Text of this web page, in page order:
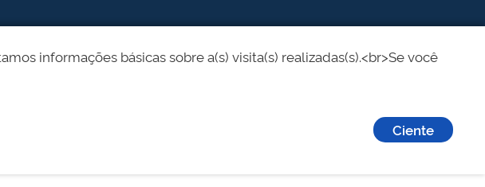
informações básicas sobre a(s) visita(s) realizadas(s).<br>Se você
Ciente